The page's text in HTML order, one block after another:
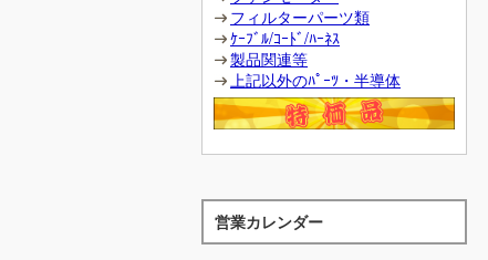
フィルターパーツ類
ｹｰﾌﾞﾙ/ｺｰﾄﾞ/ﾊｰﾈｽ
製品関連等
上記以外のﾊﾟｰﾂ・半導体
営業カレンダー